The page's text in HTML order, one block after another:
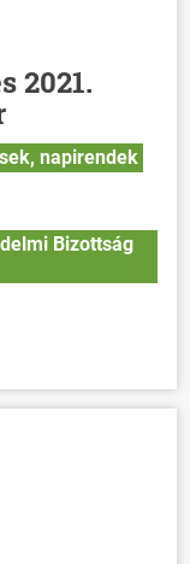
2021.
napirendek
Bizottság